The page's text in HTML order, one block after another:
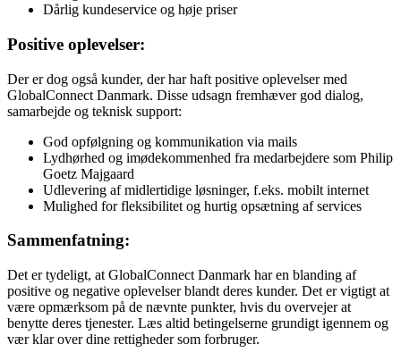
Dårlig kundeservice og høje priser
Positive oplevelser:
Der er dog også kunder, der har haft positive oplevelser med
GlobalConnect Danmark. Disse udsagn fremhæver god dialog,
samarbejde og teknisk support:
God opfølgning og kommunikation via mails
Lydhørhed og imødekommenhed fra medarbejdere som Philip
Goetz Majgaard
Udlevering af midlertidige løsninger, f.eks. mobilt internet
Mulighed for fleksibilitet og hurtig opsætning af services
Sammenfatning:
Det er tydeligt, at GlobalConnect Danmark har en blanding af
positive og negative oplevelser blandt deres kunder. Det er vigtigt at
være opmærksom på de nævnte punkter, hvis du overvejer at
benytte deres tjenester. Læs altid betingelserne grundigt igennem og
vær klar over dine rettigheder som forbruger.